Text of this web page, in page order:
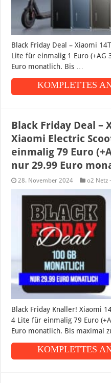
Black Friday Deal – Xiaomi
Lite für einmalig 1 Euro (+AG
Euro monatlich. Bis …
KOMPLETTES
Black Friday Deal –
Xiaomi Electric
einmalig 79 Euro
nur 29.99 Euro
28. November 2024 o2 Netz
Black Friday Knaller! Xiaomi
4 Lite für einmalig 79 Euro
Euro monatlich. Bis maximal
KOMPLETTES